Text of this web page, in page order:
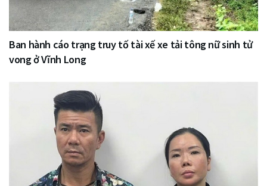
Ban hành cáo trạng truy tố tài xế xe tải tông nữ sinh tử
vong ở Vĩnh Long